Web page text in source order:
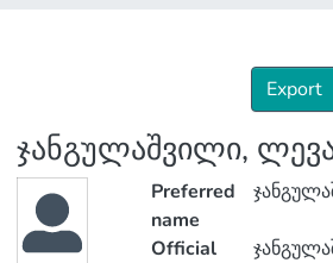
Export
ჯანგულაშვილი,
Preferred
name
Official